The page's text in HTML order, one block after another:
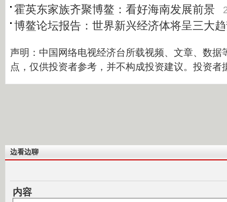
霍英东家族齐聚博鳌：看好海南发展前景
博鳌论坛报告：世界新兴经济体将呈三大
声明：中国网络电视经济台所载视频、文章、数据
点，仅供投资者参考，并不构成投资建议。投资者
边看边聊
内容